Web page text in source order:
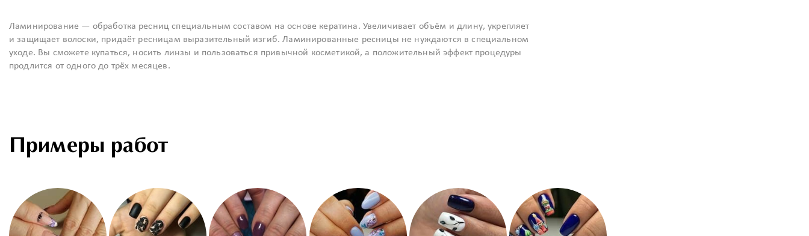
Ламинирование — обработка ресниц специальным составом на основе кератина. Увеличивает объём и длину, укрепляет
и защищает волоски, придаёт ресницам выразительный изгиб. Ламинированные ресницы не нуждаются в специальном
уходе. Вы сможете купаться, носить линзы и пользоваться привычной косметикой, а положительный эффект процедуры
продлится от одного до трёх месяцев.
Примеры работ